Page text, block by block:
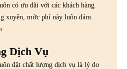
có ưu đãi với các khách hàng
xuyên, mức phí này luôn đảm
Dịch Vụ
đặt chất lượng dịch vụ là lý do